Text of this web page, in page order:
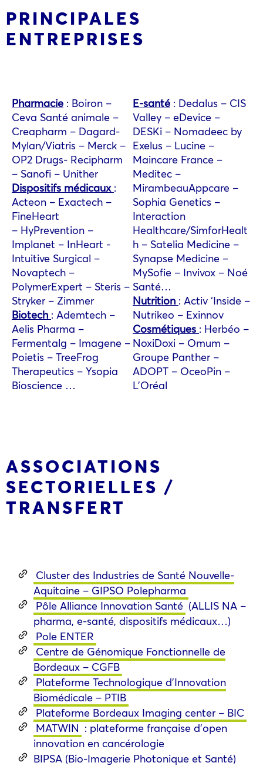
PRINCIPALES
ENTREPRISES
Pharmacie : Boiron –
Ceva Santé animale –
Creapharm – Dagard-
Mylan/Viatris – Merck –
OP2 Drugs- Recipharm
– Sanofi – Unither
Dispositifs médicaux :
Acteon – Exactech –
FineHeart
– HyPrevention –
Implanet – InHeart -
Intuitive Surgical –
Novaptech –
PolymerExpert – Steris –
Stryker – Zimmer
Biotech : Ademtech –
Aelis Pharma –
Fermentalg – Imagene –
Poietis – TreeFrog
Therapeutics – Ysopia
Bioscience …
E-santé : Dedalus – CIS
Valley – eDevice –
DESKi – Nomadeec by
Exelus – Lucine –
Maincare France –
Meditec –
MirambeauAppcare –
Sophia Genetics –
Interaction
Healthcare/SimforHealt
h – Satelia Medicine –
Synapse Medicine –
MySofie – Invivox – Noé
Santé…
Nutrition : Activ ‘Inside –
Nutrikeo – Exinnov
Cosmétiques : Herbéo –
NoxiDoxi – Omum –
Groupe Panther –
ADOPT – OceoPin –
L’Oréal
ASSOCIATIONS
SECTORIELLES /
TRANSFERT
Cluster des Industries de Santé Nouvelle-
Aquitaine – GIPSO Polepharma
Pôle Alliance Innovation Santé (ALLIS NA –
pharma, e-santé, dispositifs médicaux…)
Pole ENTER
Centre de Génomique Fonctionnelle de
Bordeaux – CGFB
Plateforme Technologique d’Innovation
Biomédicale – PTIB
Plateforme Bordeaux Imaging center – BIC
MATWIN : plateforme française d’open
innovation en cancérologie
BIPSA (Bio-Imagerie Photonique et Santé)